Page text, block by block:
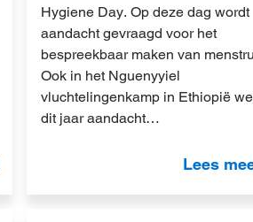
Hygiene Day. Op deze dag wordt
aandacht gevraagd voor het
bespreekbaar maken van
Ook in het Nguenyyiel
vluchtelingenkamp in Ethiopië
dit jaar aandacht…
Lees